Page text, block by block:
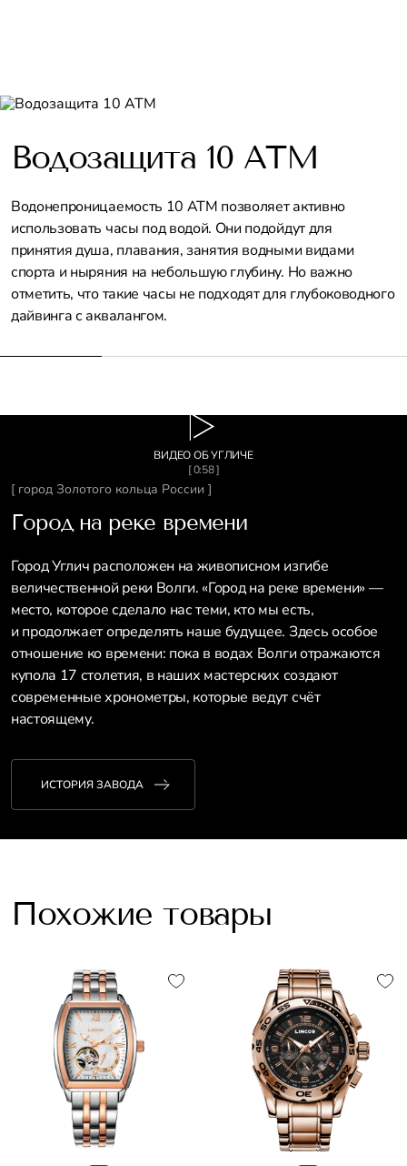
Водозащита 10 АТМ
Водонепроницаемость 10 АТМ позволяет активно
использовать часы под водой. Они подойдут для
принятия душа, плавания, занятия водными видами
спорта и ныряния на небольшую глубину. Но важно
отметить, что такие часы не подходят для глубоководного
дайвинга с аквалангом.
ВИДЕО ОБ УГЛИЧЕ
[ 0:58 ]
[ город Золотого кольца России ]
Город на реке времени
Город Углич расположен на живописном изгибе
величественной реки Волги. «Город на реке времени» —
место, которое сделало нас теми, кто мы есть,
и продолжает определять наше будущее. Здесь особое
отношение ко времени: пока в водах Волги отражаются
купола 17 столетия, в наших мастерских создают
современные хронометры, которые ведут счёт
настоящему.
ИСТОРИЯ ЗАВОДА
Похожие товары